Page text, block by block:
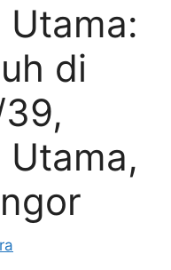
Utama:
di
Utama,